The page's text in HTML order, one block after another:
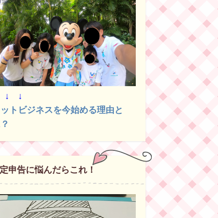
↓ ↓
トビジネスを今始める理由と
申告に悩んだらこれ！